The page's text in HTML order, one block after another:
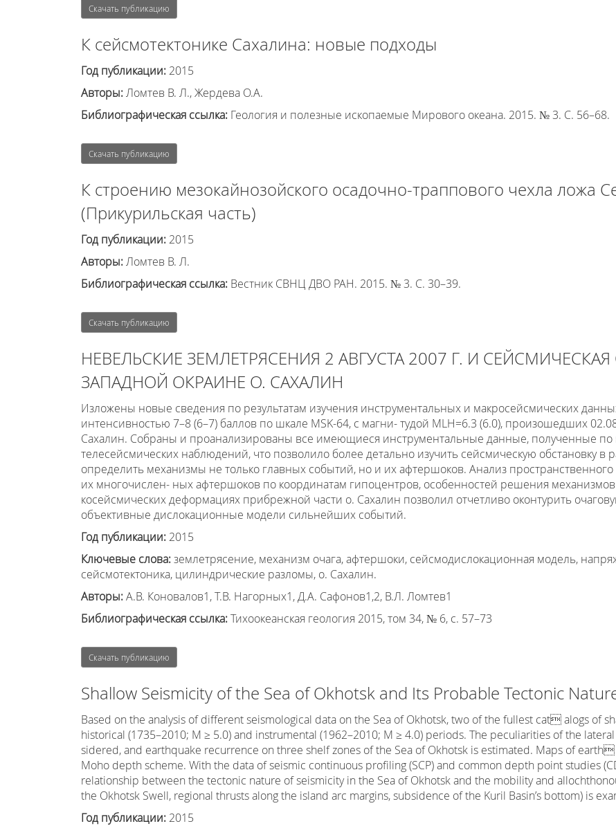
Скачать публикацию
К сейсмотектонике Сахалина: новые подходы
Год публикации: 2015
Авторы:Ломтев В. Л., Жердева О.А.
Библиографическая ссылка: Геология и полезные ископаемые Мирового океана. 2015. № 3. С. 56–68.
Скачать публикацию
К строению мезокайнозойского осадочно-траппового чехла ложа
(Прикурильская часть)
Год публикации: 2015
Авторы:Ломтев В. Л.
Библиографическая ссылка: Вестник СВНЦ ДВО РАН. 2015. № 3. С. 30–39.
Скачать публикацию
НЕВЕЛЬСКИЕ ЗЕМЛЕТРЯСЕНИЯ 2 АВГУСТА 2007 Г. И
ЗАПАДНОЙ ОКРАИНЕ О. САХАЛИН
Изложены новые сведения по результатам изучения инструментальных и макросейсмических
интенсивностью 7–8 (6–7) баллов по шкале MSK-64, с магни- тудой MLH=6.3 (6.0), произошедших
Сахалин. Собраны и проанализированы все имеющиеся инструментальные данные, полученные по
телесейсмических наблюдений, что позволило более детально изучить сейсмическую обстановку в
определить механизмы не только главных событий, но и их афтершоков. Анализ
их многочислен- ных афтершоков по координатам гипоцентров, особенностей решения
косейсмических деформациях прибрежной части о. Сахалин позволил отчетливо оконтурить
объективные дислокационные модели сильнейших событий.
Год публикации: 2015
Ключевые слова:землетрясение, механизм очага, афтершоки, сейсмодислокационная модель,
сейсмотектоника, цилиндрические разломы, о. Сахалин.
Авторы:А.В. Коновалов1, Т.В. Нагорных1, Д.А. Сафонов1,2, В.Л. Ломтев1
Библиографическая ссылка:Тихоокеанская геология 2015, том 34, № 6, с. 57–73
Скачать публикацию
Shallow Seismicity of the Sea of Okhotsk and Its Probable Tectonic
Based on the analysis of different seismological data on the Sea of Okhotsk, two of the fullest cat alogs of
historical (1735–2010; M ≥ 5.0) and instrumental (1962–2010; M ≥ 4.0) periods. The peculiarities of the
sidered, and earthquake recurrence on three shelf zones of the Sea of Okhotsk is estimated. Maps of
Moho depth scheme. With the data of seismic continuous profiling (SCP) and common depth point studies
relationship between the tectonic nature of seismicity in the Sea of Okhotsk and the mobility and
the Okhotsk Swell, regional thrusts along the island arc margins, subsidence of the Kuril Basin’s bottom) is
Год публикации: 2015